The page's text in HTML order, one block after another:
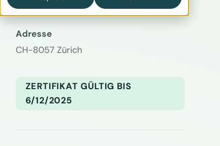
Home Kunden FM Kirnbauer AG
Adresse
CH-8057 Zürich
ZERTIFIKAT GÜLTIG BIS
6/12/2025